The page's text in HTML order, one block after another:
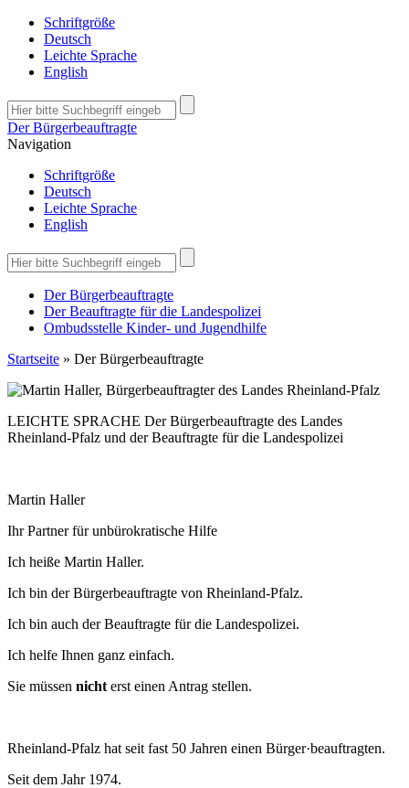
Schriftgröße
Deutsch
Leichte Sprache
English
Der Bürgerbeauftragte
Navigation
Schriftgröße
Deutsch
Leichte Sprache
English
Der Bürgerbeauftragte
Der Beauftragte für die Landespolizei
Ombudsstelle Kinder- und Jugendhilfe
Startseite » Der Bürgerbeauftragte
LEICHTE SPRACHE Der Bürgerbeauftragte des Landes
Rheinland-Pfalz und der Beauftragte für die Landespolizei
Martin Haller
Ihr Partner für unbürokratische Hilfe
Ich heiße Martin Haller.
Ich bin der Bürgerbeauftragte von Rheinland-Pfalz.
Ich bin auch der Beauftragte für die Landespolizei.
Ich helfe Ihnen ganz einfach.
Sie müssen nicht erst einen Antrag stellen.
Rheinland-Pfalz hat seit fast 50 Jahren einen Bürger·beauftragten.
Seit dem Jahr 1974.